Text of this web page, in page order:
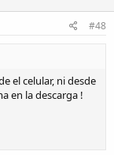
#48
el celular, ni desde
en la descarga !